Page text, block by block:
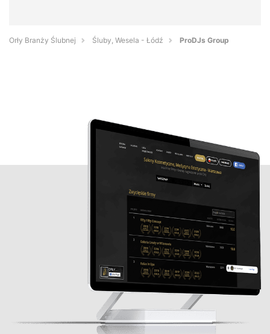
Orły Branży Ślubnej Śluby, Wesela - Łódź ProDJs Group